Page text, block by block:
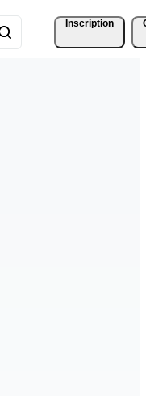
Inscription